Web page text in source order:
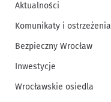
Aktualności
Komunikaty i ostrzeżenia
Bezpieczny Wrocław
Inwestycje
Wrocławskie osiedla